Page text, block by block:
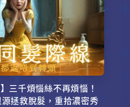
三千煩惱絲不再煩惱！
源拯救脫髮，重拾濃密秀